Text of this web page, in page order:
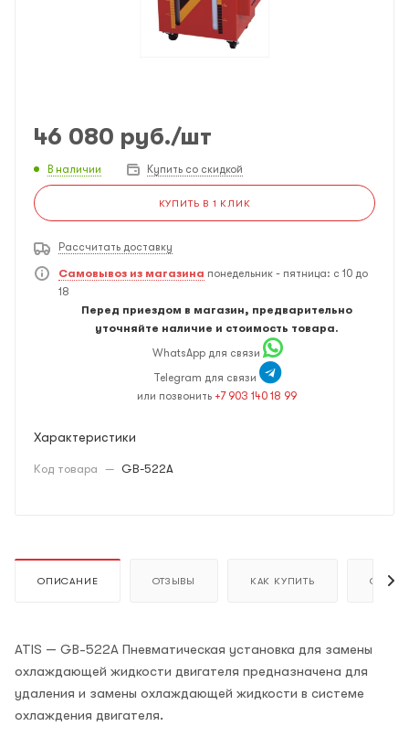
46 080 руб./шт
В наличии Купить со скидкой
КУПИТЬ В 1 КЛИК
Рассчитать доставку
Самовывоз из магазина понедельник - пятница: с 10 до
18
Перед приездом в магазин, предварительно
уточняйте наличие и стоимость товара.
WhatsApp для связи
Telegram для связи
или позвонить +7 903 140 18 99
Характеристики
Код товара — GB-522A
ОПИСАНИЕ ОТЗЫВЫ КАК КУПИТЬ ОПЛАТА
ATIS — GB-522A Пневматическая установка для замены
охлаждающей жидкости двигателя предназначена для
удаления и замены охлаждающей жидкости в системе
охлаждения двигателя.